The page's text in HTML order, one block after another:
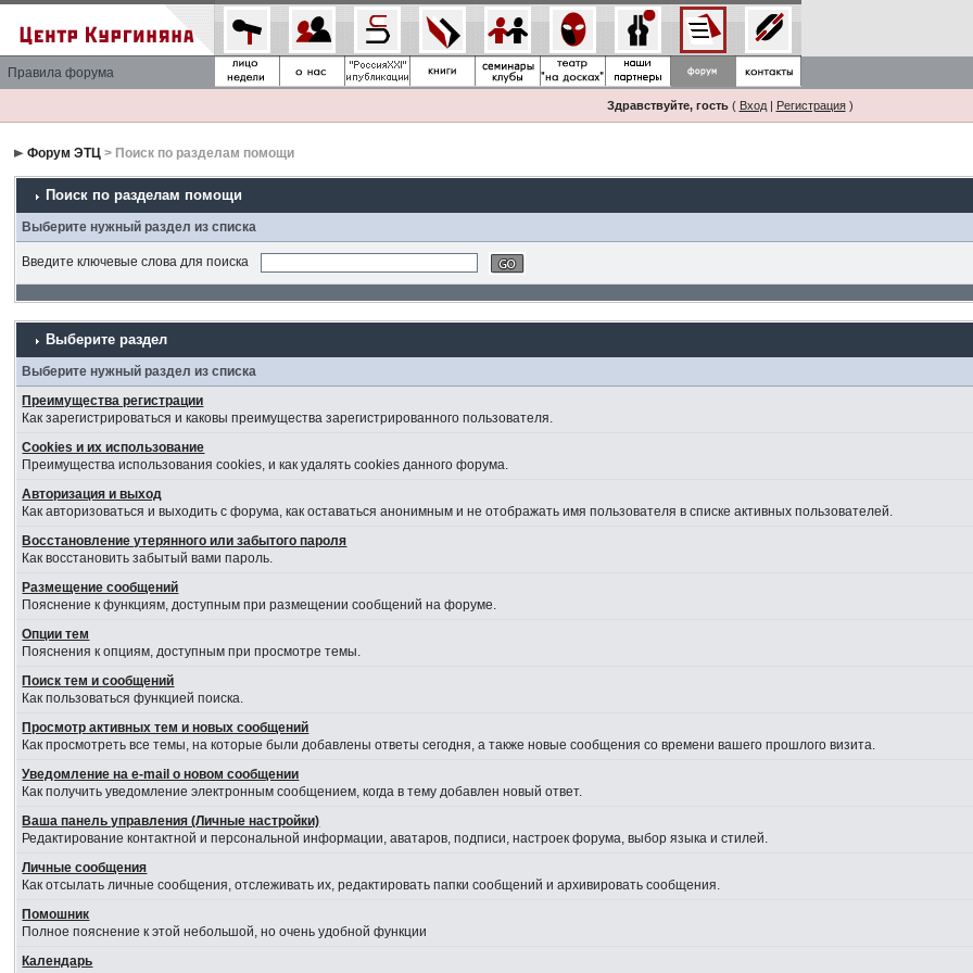
Правила форума
Здравствуйте, гость( Вход| Регистрация)
Форум ЭТЦ > Поиск по разделам помощи
Поиск по разделам помощи
Выберите нужный раздел из списка
Введите ключевые слова для поиска
Выберите раздел
Выберите нужный раздел из списка
Преимущества регистрации
Как зарегистрироваться и каковы преимущества зарегистрированного пользователя.
Cookies и их использование
Преимущества использования cookies, и как удалять cookies данного форума.
Авторизация и выход
Как авторизоваться и выходить с форума, как оставаться анонимным и не отображать имя пользователя в списке активных пользователей.
Восстановление утерянного или забытого пароля
Как восстановить забытый вами пароль.
Размещение сообщений
Пояснение к функциям, доступным при размещении сообщений на форуме.
Опции тем
Пояснения к опциям, доступным при просмотре темы.
Поиск тем и сообщений
Как пользоваться функцией поиска.
Просмотр активных тем и новых сообщений
Как просмотреть все темы, на которые были добавлены ответы сегодня, а также новые сообщения со времени вашего прошлого визита.
Уведомление на е-mail о новом сообщении
Как получить уведомление электронным сообщением, когда в тему добавлен новый ответ.
Ваша панель управления (Личные настройки)
Редактирование контактной и персональной информации, аватаров, подписи, настроек форума, выбор языка и стилей.
Личные сообщения
Как отсылать личные сообщения, отслеживать их, редактировать папки сообщений и архивировать сообщения.
Помошник
Полное пояснение к этой небольшой, но очень удобной функции
Календарь